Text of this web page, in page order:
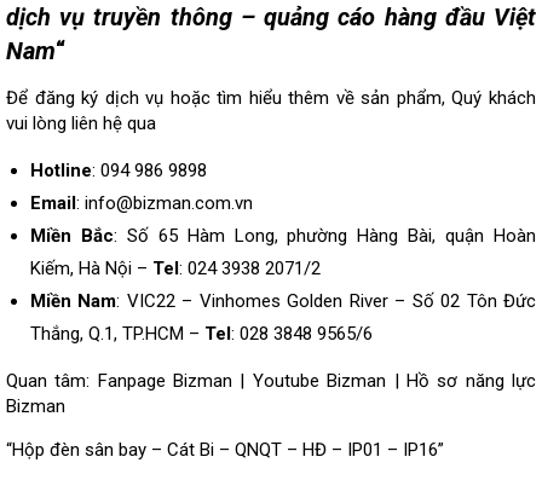
dịch vụ truyền thông – quảng cáo hàng đầu Việt
Nam“
Để đăng ký dịch vụ hoặc tìm hiểu thêm về sản phẩm, Quý khách
vui lòng liên hệ qua
Hotline: 094 986 9898
Email: info@bizman.com.vn
Miền Bắc: Số 65 Hàm Long, phường Hàng Bài, quận Hoàn
Kiếm, Hà Nội – Tel: 024 3938 2071/2
Miền Nam: VIC22 – Vinhomes Golden River – Số 02 Tôn Đức
Thắng, Q.1, TP.HCM – Tel: 028 3848 9565/6
Quan tâm: Fanpage Bizman | Youtube Bizman | Hồ sơ năng lực
Bizman
“Hộp đèn sân bay – Cát Bi – QNQT – HĐ – IP01 – IP16”